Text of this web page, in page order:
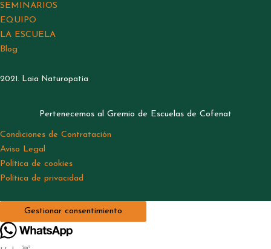
SEMINARIOS
EQUIPO
LA ESCUELA
Blog
2021. Laia Naturopatia
Pertenecemos al Gremio de Escuelas de Cofenat
Condiciones de Contratación
Aviso Legal
Política de cookies
Política de privacidad
Gestionar consentimiento